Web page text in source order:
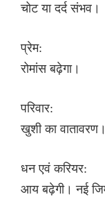
चोट या दर्द संभव।
प्रेम:
रोमांस बढ़ेगा।
परिवार:
खुशी का वातावरण।
धन एवं करियर:
आय बढ़ेगी। नई